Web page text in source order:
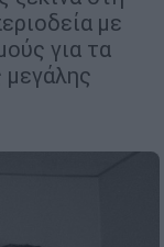
με
για τα
μεγάλης